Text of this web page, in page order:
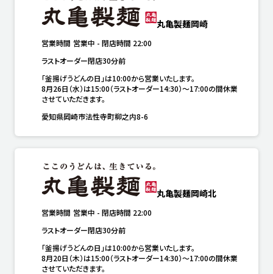
丸亀製麺岡崎
営業時間 営業中 - 閉店時間 22:00
ラストオーダー閉店30分前
「釜揚げうどんの日」は10:00から営業いたします。
8月26日（水）は15:00（ラストオーダー14:30）～17:00の間休業
させていただきます。
愛知県岡崎市法性寺町柳之内8-6
丸亀製麺岡崎北
営業時間 営業中 - 閉店時間 22:00
ラストオーダー閉店30分前
「釜揚げうどんの日」は10:00から営業いたします。
8月20日（木）は15:00（ラストオーダー14:30）～17:00の間休業
させていただきます。